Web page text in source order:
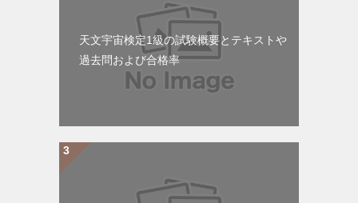
天文宇宙検定1級の試験概要とテキストや
過去問および合格率